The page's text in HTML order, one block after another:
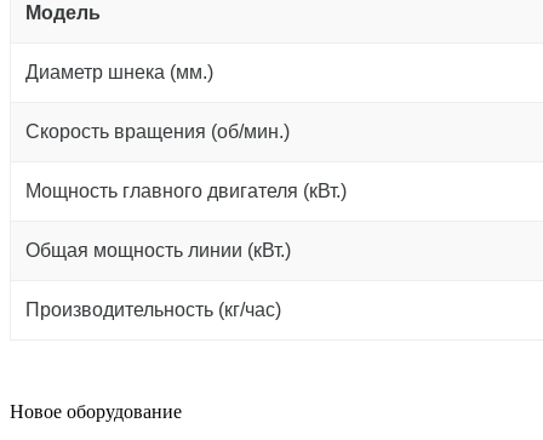
Модель
Диаметр шнека (мм.)
Скорость вращения (об/мин.)
Мощность главного двигателя (кВт.)
Общая мощность линии (кВт.)
Производительность (кг/час)
Новое оборудование